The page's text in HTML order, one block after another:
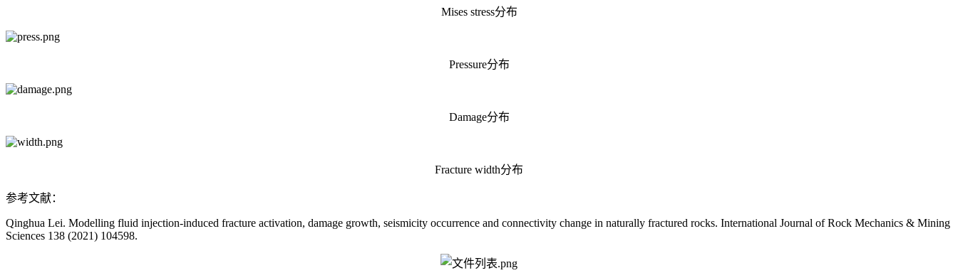
Mises stress分布
Pressure分布
Damage分布
Fracture width分布
参考文献：
Qinghua Lei. Modelling fluid injection-induced fracture activation, damage growth, seismicity occurrence and connectivity change in naturally fractured rocks. International Journal of Rock Mechanics & Mining
Sciences 138 (2021) 104598.